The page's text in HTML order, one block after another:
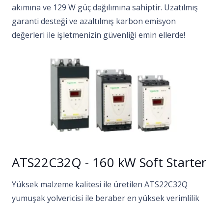
akımına ve 129 W güç dağılımına sahiptir. Uzatılmış
garanti desteği ve azaltılmış karbon emisyon
değerleri ile işletmenizin güvenliği emin ellerde!
ATS22C32Q - 160 kW Soft Starter
Yüksek malzeme kalitesi ile üretilen ATS22C32Q
yumuşak yolvericisi ile beraber en yüksek verimlilik